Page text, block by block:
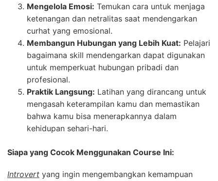
Mengelola Emosi: Temukan cara untuk menjaga
ketenangan dan netralitas saat mendengarkan
curhat yang emosional.
Membangun Hubungan yang Lebih Kuat: Pelajari
bagaimana skill mendengarkan dapat digunakan
untuk memperkuat hubungan pribadi dan
profesional.
Praktik Langsung: Latihan yang dirancang untuk
mengasah keterampilan kamu dan memastikan
bahwa kamu bisa menerapkannya dalam
kehidupan sehari-hari.
Siapa yang Cocok Menggunakan Course Ini:
Introvert yang ingin mengembangkan kemampuan